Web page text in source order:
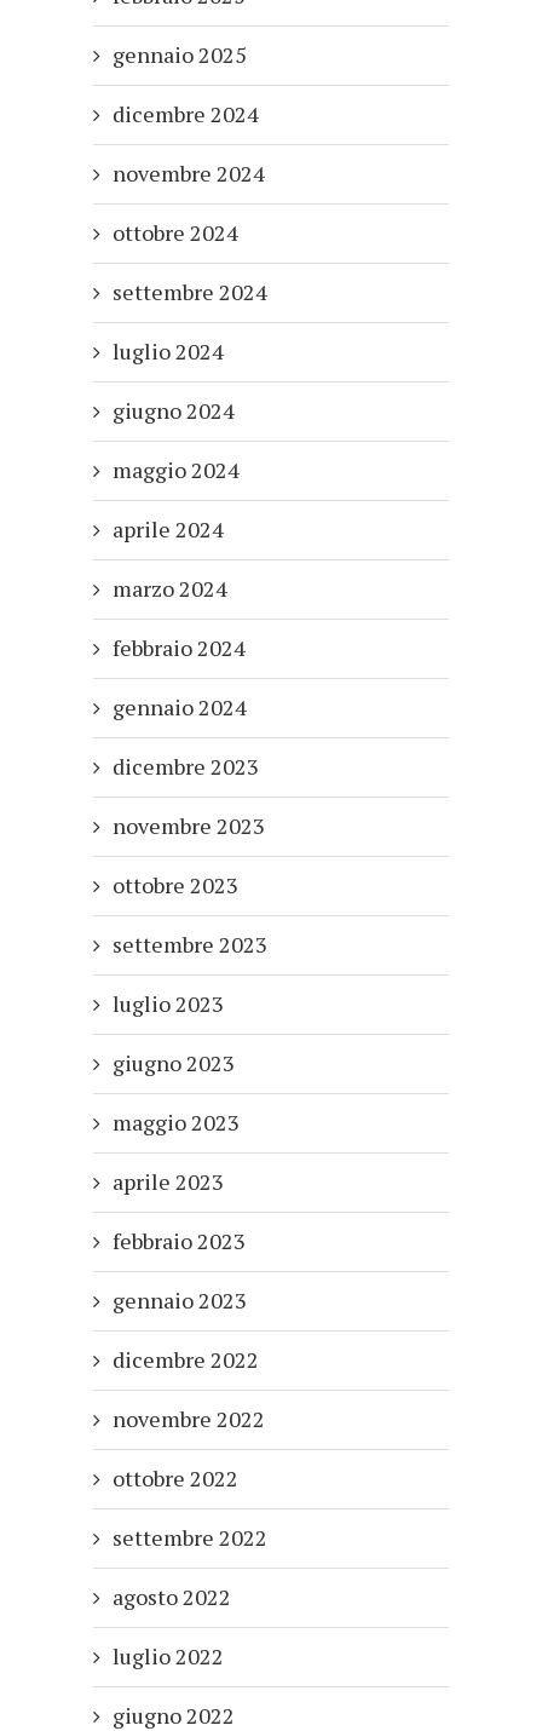
gennaio 2025
dicembre 2024
novembre 2024
ottobre 2024
settembre 2024
luglio 2024
giugno 2024
maggio 2024
aprile 2024
marzo 2024
febbraio 2024
gennaio 2024
dicembre 2023
novembre 2023
ottobre 2023
settembre 2023
luglio 2023
giugno 2023
maggio 2023
aprile 2023
febbraio 2023
gennaio 2023
dicembre 2022
novembre 2022
ottobre 2022
settembre 2022
agosto 2022
luglio 2022
giugno 2022